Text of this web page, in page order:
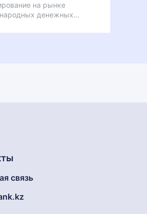
на рынке
денежных…
связь